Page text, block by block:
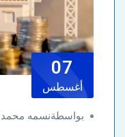
07
أغسطس
بواسطةنسمه محمد